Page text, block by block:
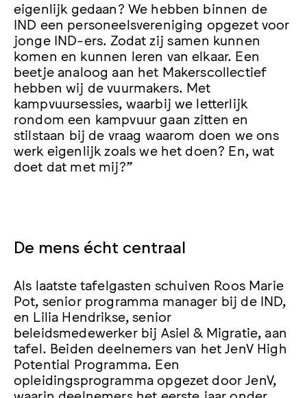
eigenlijk gedaan? We hebben binnen de
IND een personeelsvereniging opgezet voor
jonge IND-ers. Zodat zij samen kunnen
komen en kunnen leren van elkaar. Een
beetje analoog aan het Makerscollectief
hebben wij de vuurmakers. Met
kampvuursessies, waarbij we letterlijk
rondom een kampvuur gaan zitten en
stilstaan bij de vraag waarom doen we ons
werk eigenlijk zoals we het doen? En, wat
doet dat met mij?”
De mens écht centraal
Als laatste tafelgasten schuiven Roos Marie
Pot, senior programma manager bij de IND,
en Lilia Hendrikse, senior
beleidsmedewerker bij Asiel & Migratie, aan
tafel. Beiden deelnemers van het JenV High
Potential Programma. Een
opleidingsprogramma opgezet door JenV,
waarin deelnemers het eerste jaar onder